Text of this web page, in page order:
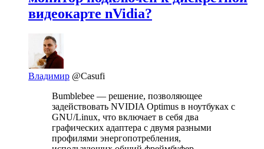
видеокарте nVidia?
Владимир @Casufi
Bumblebee — решение, позволяющее
задействовать NVIDIA Optimus в ноутбуках с
GNU/Linux, что включает в себя два
графических адаптера с двумя разными
профилями энергопотребления,